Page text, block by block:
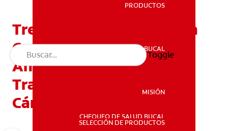
SALUD BUCAL
PRODUCTOS
SALUD BUCAL
MISIÓN
CHEQUEO DE SALUD BUCAL
SELECCIÓN DE PRODUCTOS
Toggle
Tres Buenos Motivos Para
Consultar A Su Dentista
Antes De Realizar Un
Tratamiento Contra El
Cáncer